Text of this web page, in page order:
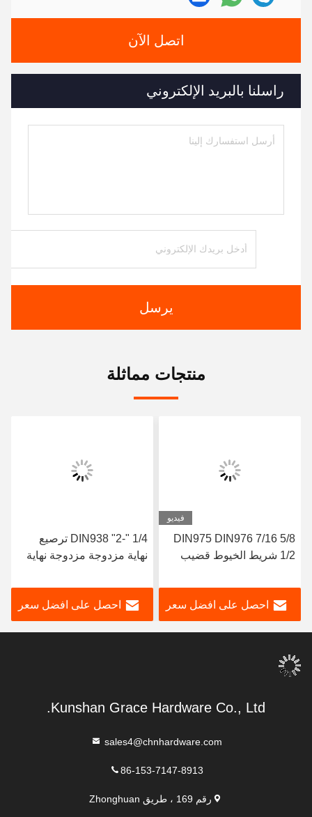
اتصل الآن
راسلنا بالبريد الإلكتروني
يرسل
منتجات مماثلة
فيديو
DIN975 DIN976 7/16 5/8
1/2 شريط الخيوط قضيب
احصل على افضل سعر
1/4 "-2" DIN938 ترصيع
نهاية مزدوجة مزدوجة نهاية
احصل على افضل سعر
Kunshan Grace Hardware Co., Ltd.
sales4@chnhardware.com
86-153-7147-8913
رقم 169 ، طريق Zhonghuan